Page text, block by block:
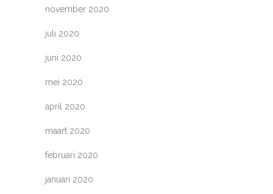
november 2020
juli 2020
juni 2020
mei 2020
april 2020
maart 2020
februari 2020
januari 2020